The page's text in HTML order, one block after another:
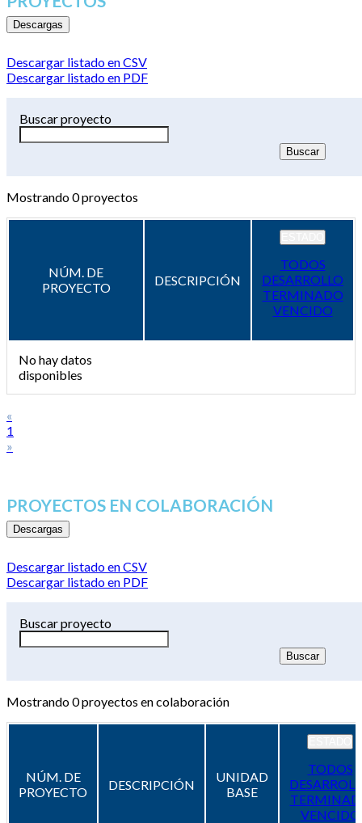
Descargas
Descargar listado en CSV
Descargar listado en PDF
Buscar proyecto
Mostrando0proyectos
NÚM. DE
PROYECTO
DESCRIPCIÓN
TODOS
DESARROLLO
TERMINADO
VENCIDO
No hay datos
disponibles
«
1
»
PROYECTOS EN COLABORACIÓN
Descargas
Descargar listado en CSV
Descargar listado en PDF
Buscar proyecto
Mostrando0proyectos en colaboración
NÚM. DE
PROYECTO
DESCRIPCIÓN
UNIDAD
BASE
TODOS
VENCIDO